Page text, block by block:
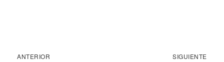
Navegación
ANTERIOR SIGUIENTE